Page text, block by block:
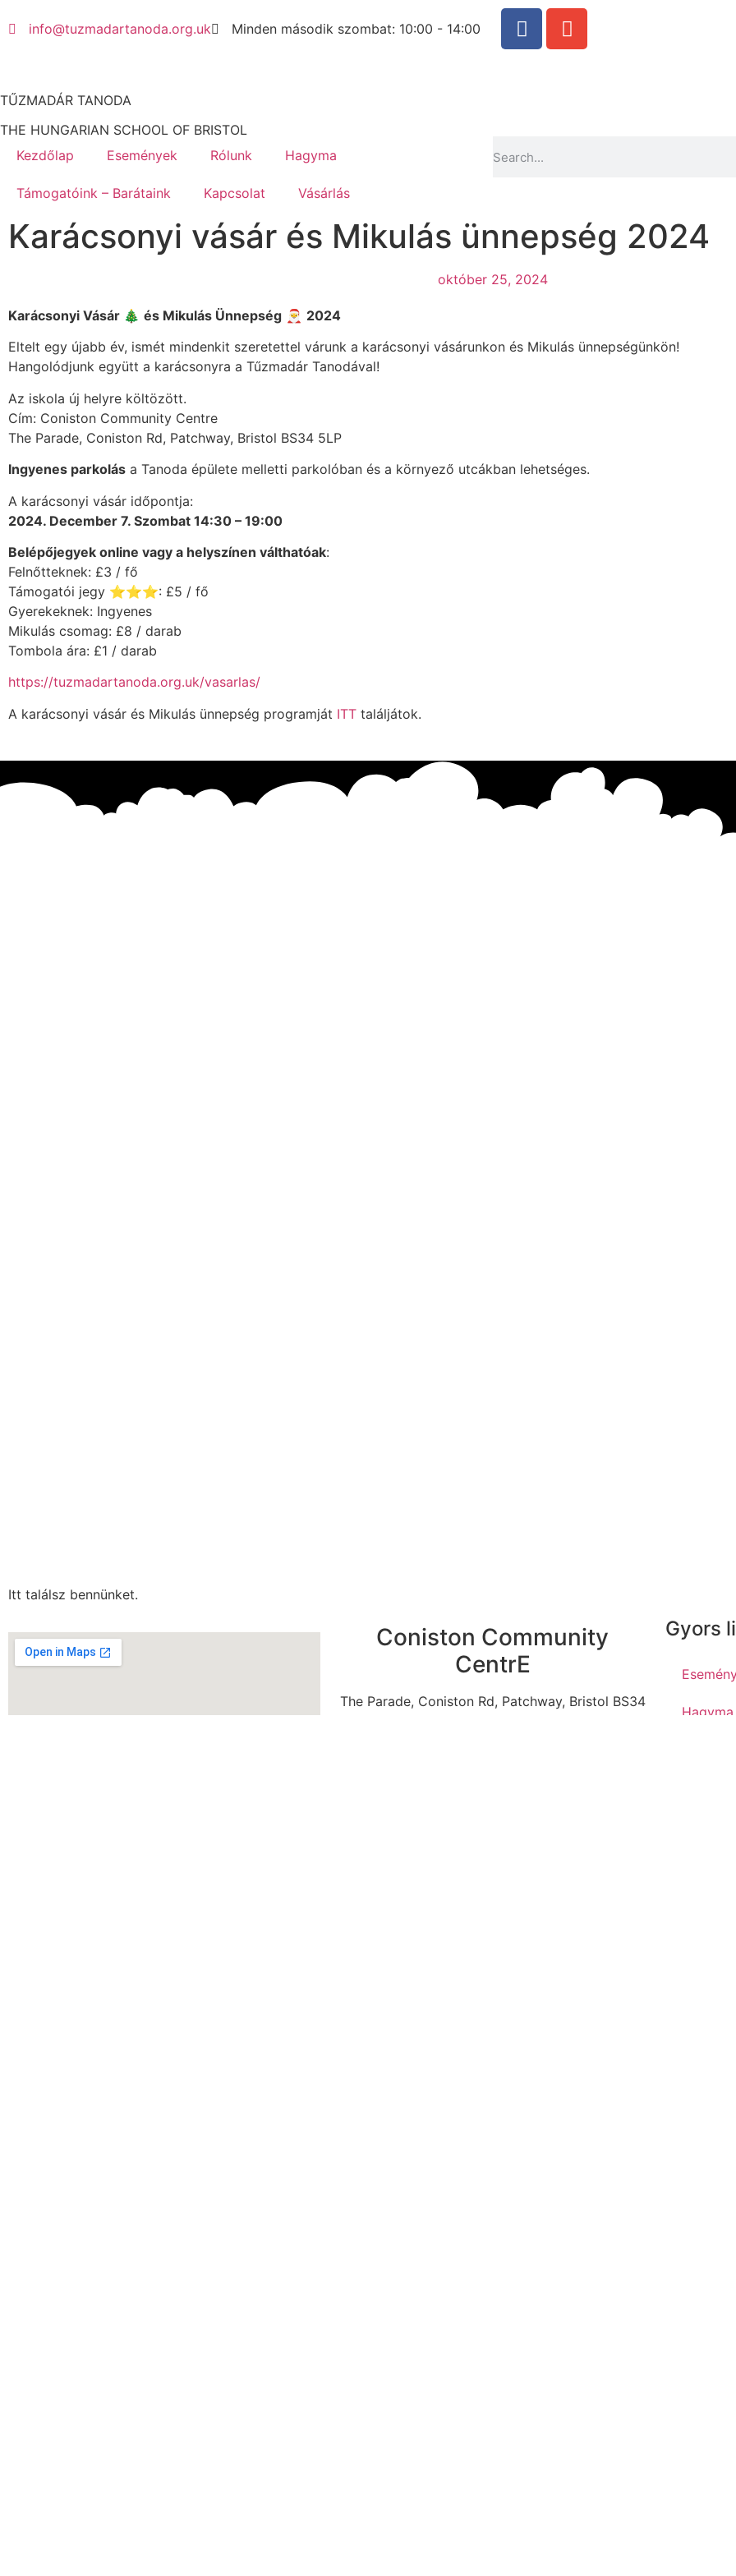
info@tuzmadartanoda.org.uk Minden második szombat: 10:00 - 14:00
TŰZMADÁR TANODA
THE HUNGARIAN SCHOOL OF BRISTOL
Kezdőlap
Események Rólunk Hagyma
Támogatóink – Barátaink Kapcsolat Vásárlás
Karácsonyi vásár és Mikulás ünnepség 2024
október 25, 2024
Karácsonyi Vásár 🎄 és Mikulás Ünnepség 🎅 2024
Eltelt egy újabb év, ismét mindenkit szeretettel várunk a karácsonyi vásárunkon és Mikulás ünnepségünkön!
Hangolódjunk együtt a karácsonyra a Tűzmadár Tanodával!
Az iskola új helyre költözött.
Cím: Coniston Community Centre
The Parade, Coniston Rd, Patchway, Bristol BS34 5LP
Ingyenes parkolás a Tanoda épülete melletti parkolóban és a környező utcákban lehetséges.
A karácsonyi vásár időpontja:
2024. December 7. Szombat 14:30 – 19:00
Belépőjegyek online vagy a helyszínen válthatóak:
Felnőtteknek: £3 / fő
Támogatói jegy ⭐⭐⭐: £5 / fő
Gyerekeknek: Ingyenes
Mikulás csomag: £8 / darab
Tombola ára: £1 / darab
https://tuzmadartanoda.org.uk/vasarlas/
A karácsonyi vásár és Mikulás ünnepség programját ITT találjátok.
Itt találsz bennünket.
Coniston Community
CentrE
The Parade, Coniston Rd, Patchway, Bristol BS34
Gyors
Hagyma